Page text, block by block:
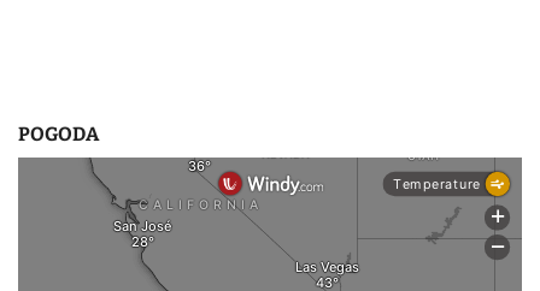
POGODA